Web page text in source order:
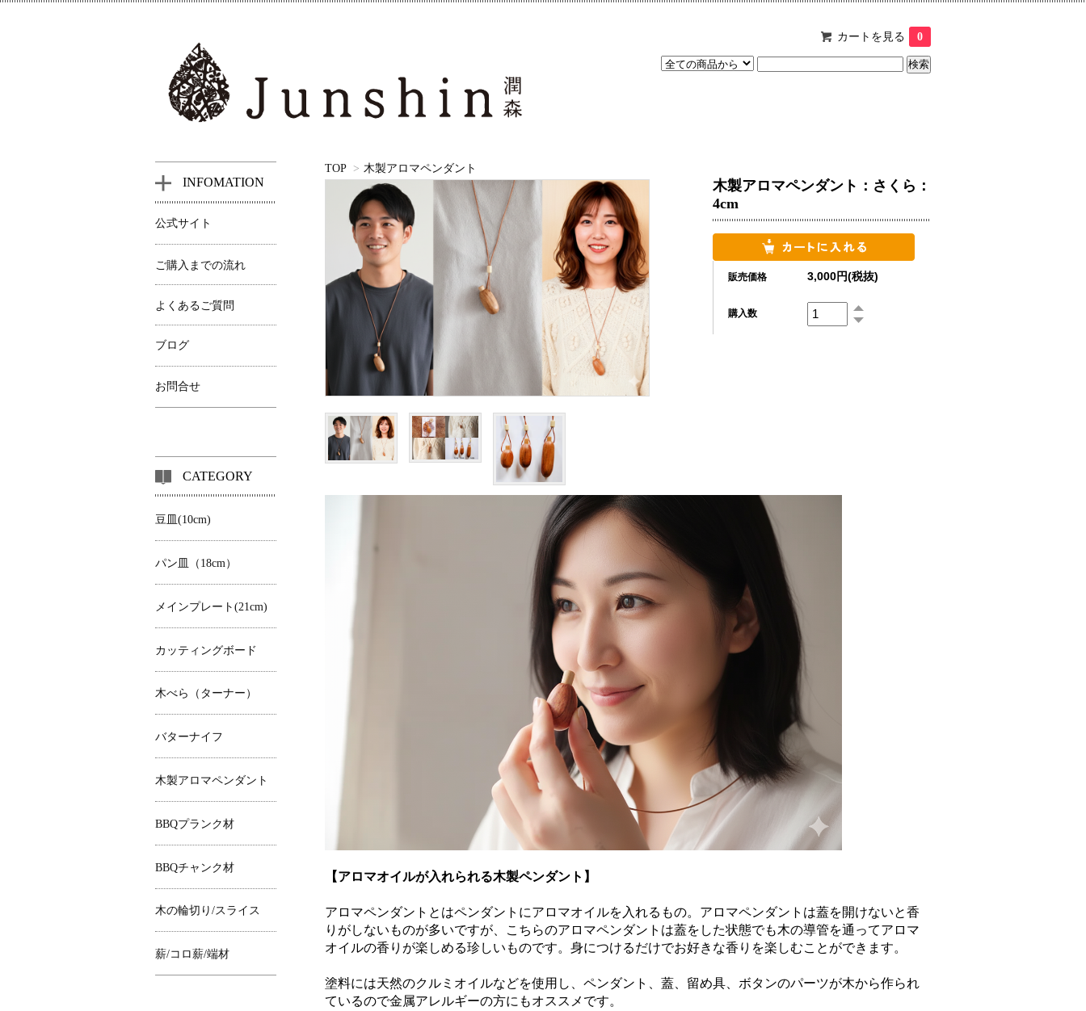
カートを見る 0
TOP > 木製アロマペンダント
木製アロマペンダント：さくら：
4cm
販売価格 3,000円(税抜)
購入数
【アロマオイルが入れられる木製ペンダント】
アロマペンダントとはペンダントにアロマオイルを入れるもの。アロマペンダントは蓋を開けないと香
りがしないものが多いですが、こちらのアロマペンダントは蓋をした状態でも木の導管を通ってアロマ
オイルの香りが楽しめる珍しいものです。身につけるだけでお好きな香りを楽しむことができます。
塗料には天然のクルミオイルなどを使用し、ペンダント、蓋、留め具、ボタンのパーツが木から作られ
ているので金属アレルギーの方にもオススメです。
INFOMATION
公式サイト
ご購入までの流れ
よくあるご質問
ブログ
お問合せ
CATEGORY
豆皿(10cm)
パン皿（18cm）
メインプレート(21cm)
カッティングボード
木べら（ターナー）
バターナイフ
木製アロマペンダント
BBQプランク材
BBQチャンク材
木の輪切り/スライス
薪/コロ薪/端材